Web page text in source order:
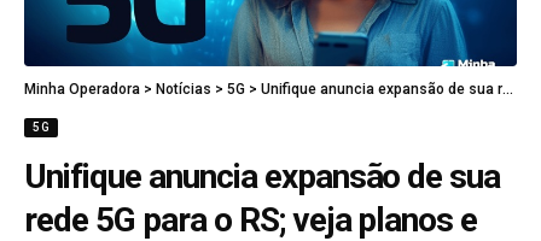
Minha Operadora > Notícias > 5G > Unifique anuncia expansão de sua rede 5G para o RS; veja planos e preços
5G
Unifique anuncia expansão de sua
rede 5G para o RS; veja planos e